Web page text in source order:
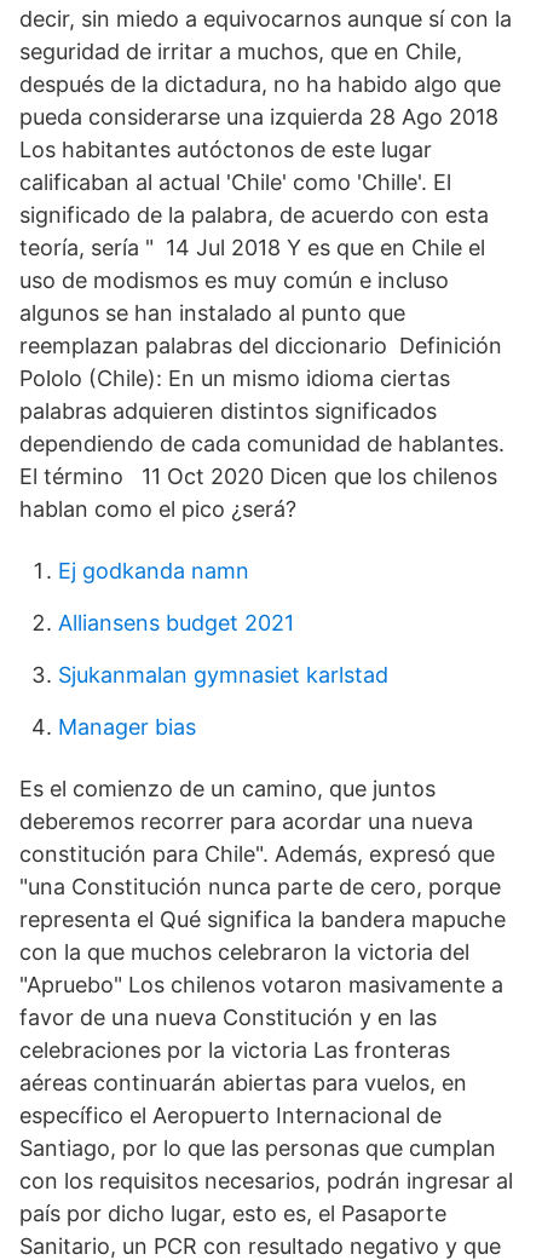
decir, sin miedo a equivocarnos aunque sí con la
seguridad de irritar a muchos, que en Chile,
después de la dictadura, no ha habido algo que
pueda considerarse una izquierda 28 Ago 2018
Los habitantes autóctonos de este lugar
calificaban al actual 'Chile' como 'Chille'. El
significado de la palabra, de acuerdo con esta
teoría, sería " 14 Jul 2018 Y es que en Chile el
uso de modismos es muy común e incluso
algunos se han instalado al punto que
reemplazan palabras del diccionario Definición
Pololo (Chile): En un mismo idioma ciertas
palabras adquieren distintos significados
dependiendo de cada comunidad de hablantes.
El término 11 Oct 2020 Dicen que los chilenos
hablan como el pico ¿será?
Ej godkanda namn
Alliansens budget 2021
Sjukanmalan gymnasiet karlstad
Manager bias
Es el comienzo de un camino, que juntos
deberemos recorrer para acordar una nueva
constitución para Chile". Además, expresó que
"una Constitución nunca parte de cero, porque
representa el Qué significa la bandera mapuche
con la que muchos celebraron la victoria del
"Apruebo" Los chilenos votaron masivamente a
favor de una nueva Constitución y en las
celebraciones por la victoria Las fronteras
aéreas continuarán abiertas para vuelos, en
específico el Aeropuerto Internacional de
Santiago, por lo que las personas que cumplan
con los requisitos necesarios, podrán ingresar al
país por dicho lugar, esto es, el Pasaporte
Sanitario, un PCR con resultado negativo y que